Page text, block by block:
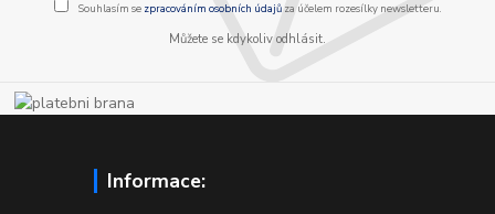
Souhlasím se zpracováním osobních údajůza účelem rozesílky newsletteru.
Můžete se kdykoliv odhlásit.
Informace: